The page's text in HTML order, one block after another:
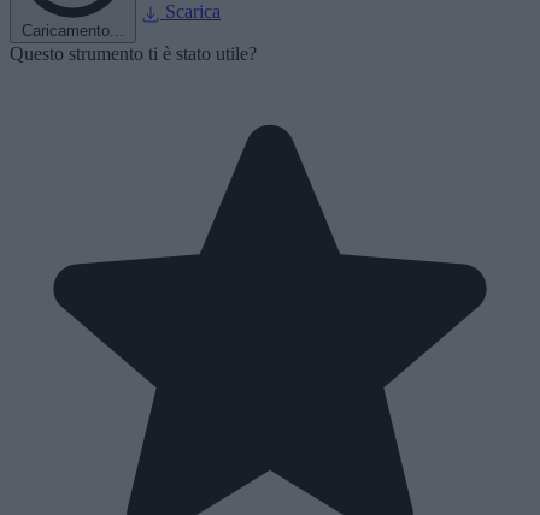
Caricamento...
Scarica
Questo strumento ti è stato utile?